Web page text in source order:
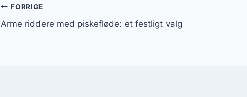
Indlægsnavigation
FORRIGE
Arme riddere med piskefløde: et festligt valg